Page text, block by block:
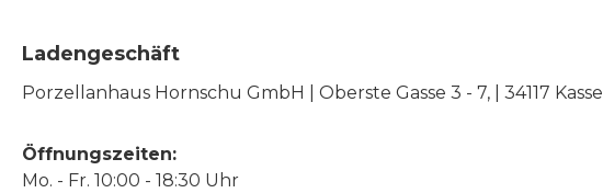
Ladengeschäft
Porzellanhaus Hornschu GmbH | Oberste Gasse 3 - 7, | 34117 Kassel
Öffnungszeiten:
Mo. - Fr. 10:00 - 18:30 Uhr